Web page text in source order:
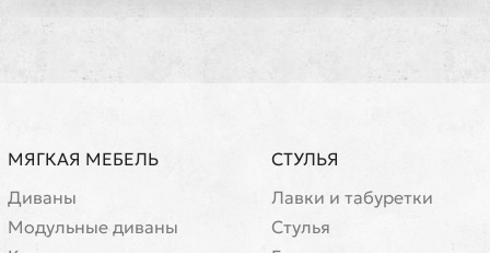
МЯГКАЯ МЕБЕЛЬ
Диваны
Модульные диваны
СТУЛЬЯ
Лавки и табуретки
Стулья